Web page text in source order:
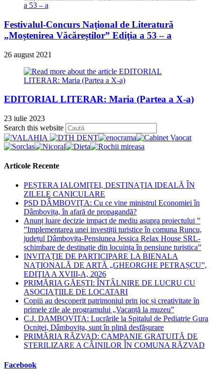
Festivalul-Concurs Naţional de Literatură
„Moştenirea Văcăreştilor” Ediţia a 53 – a
26 august 2021
EDITORIAL LITERAR: Maria (Partea a X-a)
23 iulie 2023
Search this website
Escape
Articole Recente
PEȘTERA IALOMIȚEI, DESTINAȚIA IDEALĂ ÎN
ZILELE CANICULARE
PSD DÂMBOVIȚA: Cu ce vine ministrul Economiei în
Dâmbovița, în afară de propagandă?
Anunț luare decizie impact de mediu asupra proiectului ”
”Implementarea unei investiții turistice în comuna Runcu,
județul Dâmbovița-Pensiunea Jessica Relax House SRL-
schimbare de destinație din locuința în pensiune turistica”
INVITAȚIE DE PARTICIPARE LA BIENALA
NAȚIONALĂ DE ARTĂ „GHEORGHE PETRAȘCU”,
EDIŢIA A XVIII-A, 2026
PRIMĂRIA GĂEȘTI: ÎNTÂLNIRE DE LUCRU CU
ASOCIAȚIILE DE LOCATARI
Copiii au descoperit patrimoniul prin joc și creativitate în
primele zile ale programului „Vacanță la muzeu”
C.J. DAMBOVITA: Lucrările la Spitalul de Pediatrie Gura
Ocniței, Dâmbovița, sunt în plină desfășurare
PRIMĂRIA RĂZVAD: CAMPANIE GRATUITĂ DE
STERILIZARE A CÂINILOR ÎN COMUNA RĂZVAD
Facebook